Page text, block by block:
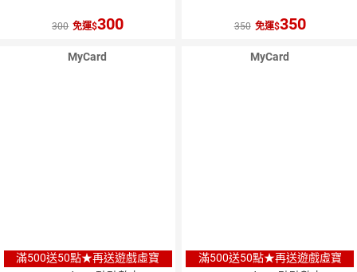
300 免運 300 350 免運 350
MyCard
滿500送50點★再送遊戲虛寶
MyCard
滿500送50點★再送遊戲虛寶